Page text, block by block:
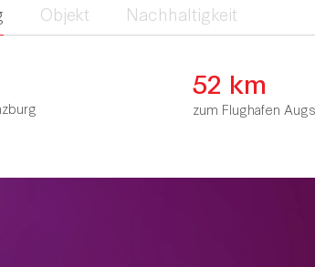
Objekt Nachhaltigkeit
52 km
zum Flughafen